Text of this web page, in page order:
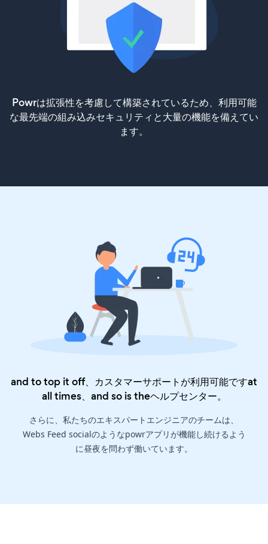
Powrは拡張性を考慮して構築されているため、利用可能
な最先端の組み込みセキュリティと大量の機能を備えてい
ます。
and to top it off、カスタマーサポートが利用可能ですat
all times、and so is theヘルプセンター。
さらに、私たちのエキスパートエンジニアのチームは、
Webs Feed socialのようなpowrアプリが機能し続けるよう
に昼夜を問わず働いています。